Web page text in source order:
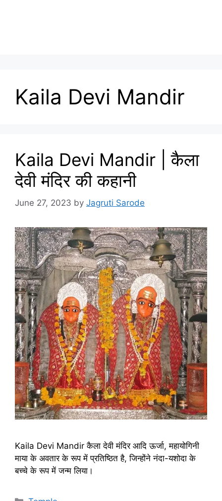
Kaila Devi Mandir
Kaila Devi Mandir | कैला
देवी मंदिर की कहानी
June 27, 2023 by Jagruti Sarode
Kaila Devi Mandir कैला देवी मंदिर आदि ऊर्जा, महायोगिनी
माया के अवतार के रूप में प्रतिष्ठित है, जिन्होंने नंदा-यशोदा के
बच्चे के रूप में जन्म लिया।